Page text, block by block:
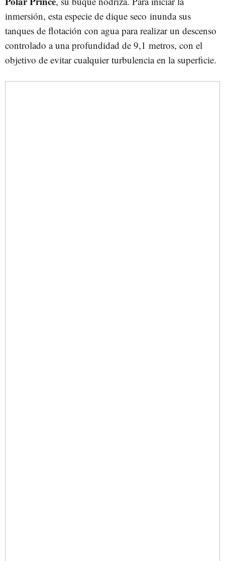
inmersión, esta especie de dique seco inunda sus
tanques de flotación con agua para realizar un descenso
controlado a una profundidad de 9,1 metros, con el
objetivo de evitar cualquier turbulencia en la superficie.